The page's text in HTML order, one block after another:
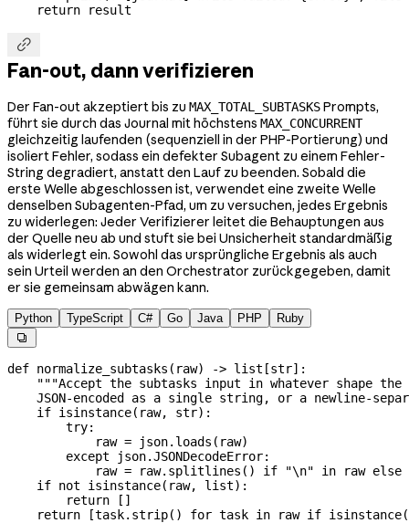
    return
result

Fan-out, dann verifizieren
Der Fan-out akzeptiert bis zu MAX_TOTAL_SUBTASKSPrompts,
führt sie durch das Journal mit höchstens MAX_CONCURRENT
gleichzeitig laufenden (sequenziell in der PHP-Portierung) und
isoliert Fehler, sodass ein defekter Subagent zu einem Fehler-
String degradiert, anstatt den Lauf zu beenden. Sobald die
erste Welle abgeschlossen ist, verwendet eine zweite Welle
denselben Subagenten-Pfad, um zu versuchen, jedes Ergebnis
zu widerlegen: Jeder Verifizierer leitet die Behauptungen aus
der Quelle neu ab und stuft sie bei Unsicherheit standardmäßig
als widerlegt ein. Sowohl das ursprüngliche Ergebnis als auch
sein Urteil werden an den Orchestrator zurückgegeben, damit
er sie gemeinsam abwägen kann.
Python TypeScript C# Go Java PHP Ruby

def normalize_subtasks ( raw) -> list[str]:
"""Accept the subtasks input in whatever shape
JSON-encoded as a single string, or a newline-
    if
isinstance(raw, str):
        try
:
            raw
= json.loads(raw)
        except
json.JSONDecodeError:
            raw
= raw.splitlines() if "\n" in raw else
    if
not isinstance(raw, list):
        return
[]
    return
[task.strip() for task in raw if isinstance